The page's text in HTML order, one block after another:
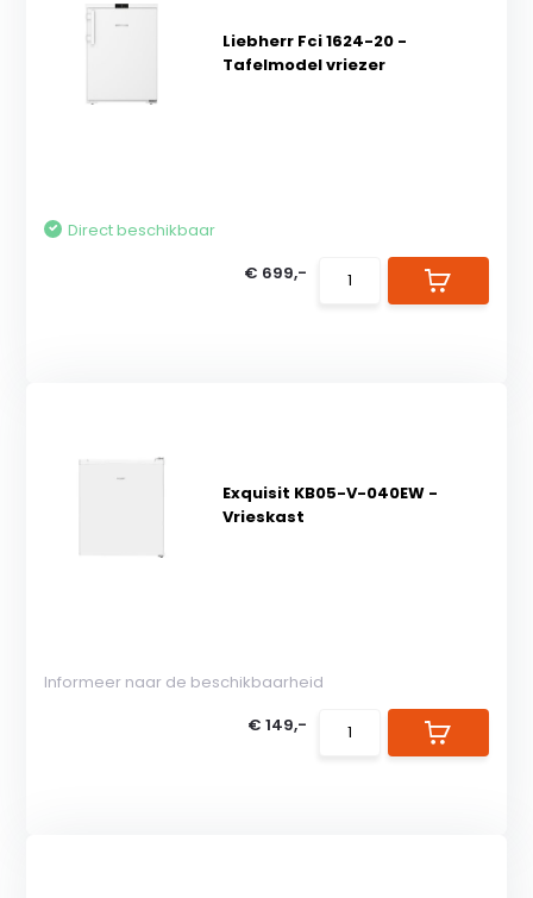
Liebherr Fci 1624-20 -
Tafelmodel vriezer
Direct beschikbaar
€ 699,-
Exquisit KB05-V-040EW -
Vrieskast
Informeer naar de beschikbaarheid
€ 149,-